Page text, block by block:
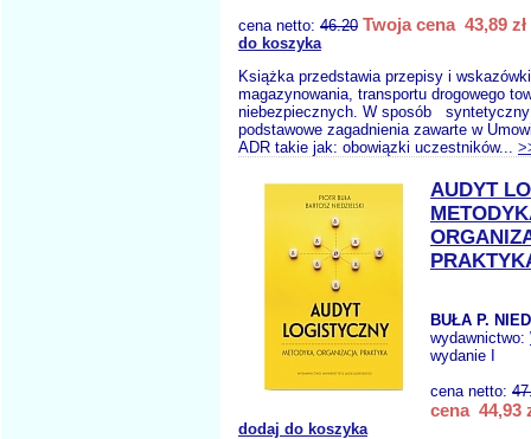
cena netto: 46.20 Twoja cena 43,89 zł
do koszyka
Książka przedstawia przepisy i
magazynowania, transportu drogowego
niebezpiecznych. W sposób syntetyczny
podstawowe zagadnienia zawarte w
ADR takie jak: obowiązki uczestników...
AUDYT
BUŁA P.
wydawnictwo:
wydanie I
cena netto:
cena 44,93
dodaj do koszyka